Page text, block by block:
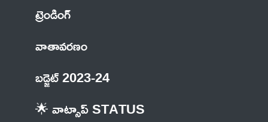
ట్రెండింగ్
వాతావరణం
బడ్జెట్ 2023-24
🌟 వాట్సాప్ STATUS